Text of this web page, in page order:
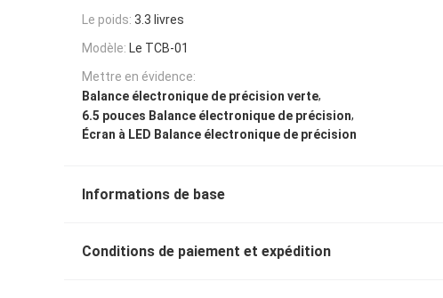
Le poids: 3.3 livres
Modèle: Le TCB-01
Mettre en évidence:
Balance électronique de précision verte,
6.5 pouces Balance électronique de précision,
Écran à LED Balance électronique de précision
Informations de base
Conditions de paiement et expédition